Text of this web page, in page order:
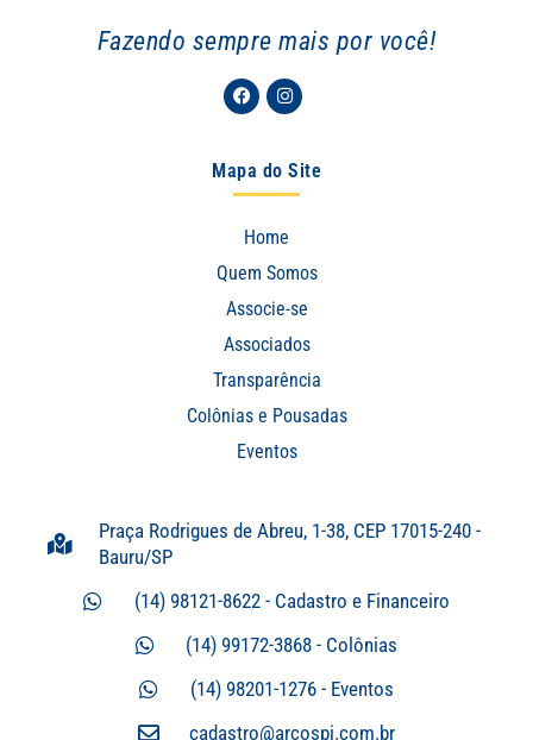
Fazendo sempre mais por você!
FacebookInstagram
Mapa do Site
Home
Quem Somos
Associe-se
Associados
Transparência
Colônias e Pousadas
Eventos
Praça Rodrigues de Abreu, 1-38, CEP 17015-240 -
Bauru/SP
(14) 98121-8622 - Cadastro e Financeiro
(14) 99172-3868 - Colônias
(14) 98201-1276 - Eventos
cadastro@arcospi.com.br